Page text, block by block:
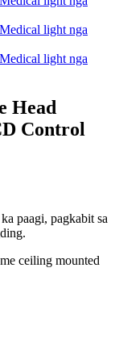
Head
Control
paagi, pagkabit sa
ceiling mounted